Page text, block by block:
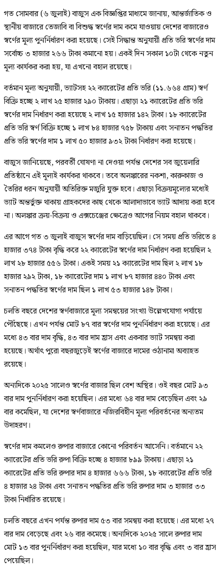
গত সোমবার (৬ জুলাই) বাজুস এক বিজ্ঞপ্তির মাধ্যমে জানায়, আন্তর্জাতিক ও
স্থানীয় বাজারে তেজাবি বা বিশুদ্ধ স্বর্ণের দাম কমে যাওয়ায় দেশের বাজারেও
স্বর্ণের মূল্য পুনর্নির্ধারণ করা হয়েছে। সেই সিদ্ধান্ত অনুযায়ী প্রতি ভরি স্বর্ণের দাম
সর্বোচ্চ ৩ হাজার ২৬৬ টাকা কমানো হয়। একই দিন সকাল ১০টা থেকে নতুন
মূল্য কার্যকর করা হয়, যা এখনো বহাল রয়েছে।
বর্তমান মূল্য অনুযায়ী, ভ্যাটসহ ২২ ক্যারেটের প্রতি ভরি (১১.৬৬৪ গ্রাম) স্বর্ণ
বিক্রি হচ্ছে ২ লাখ ২৫ হাজার ২৯০ টাকায়। এছাড়া ২১ ক্যারেটের প্রতি ভরি
স্বর্ণের দাম নির্ধারণ করা হয়েছে ২ লাখ ১৫ হাজার ১৪২ টাকা। ১৮ ক্যারেটের
প্রতি ভরি স্বর্ণ বিক্রি হচ্ছে ১ লাখ ৮৪ হাজার ৭৫৮ টাকায় এবং সনাতন পদ্ধতির
প্রতি ভরি স্বর্ণের দাম ১ লাখ ৫০ হাজার ৯৩২ টাকা নির্ধারণ করা হয়েছে।
বাজুস জানিয়েছে, পরবর্তী ঘোষণা না দেওয়া পর্যন্ত দেশের সব জুয়েলারি
প্রতিষ্ঠানে এই মূল্যই কার্যকর থাকবে। তবে অলঙ্কারের নকশা, কারুকাজ ও
তৈরির ধরন অনুযায়ী অতিরিক্ত মজুরি যুক্ত হবে। এছাড়া বিক্রয়মূল্যের মধ্যেই
ভ্যাট অন্তর্ভুক্ত থাকায় গ্রাহকদের কাছ থেকে আলাদাভাবে ভ্যাট আদায় করা হবে
না। অলঙ্কার ক্রয়-বিক্রয় ও এক্সচেঞ্জের ক্ষেত্রেও আগের নিয়ম বহাল থাকবে।
এর আগে গত ৩ জুলাই বাজুস স্বর্ণের দাম বাড়িয়েছিল। সে সময় প্রতি ভরিতে ৪
হাজার ৩৭৪ টাকা বৃদ্ধি করে ২২ ক্যারেটের স্বর্ণের দাম নির্ধারণ করা হয়েছিল ২
লাখ ২৮ হাজার ৫৫৬ টাকা। একই সময় ২১ ক্যারেটের দাম ছিল ২ লাখ ১৮
হাজার ২৯২ টাকা, ১৮ ক্যারেটের দাম ১ লাখ ৮৭ হাজার ৪৪০ টাকা এবং
সনাতন পদ্ধতির স্বর্ণের দাম ছিল ১ লাখ ৫৩ হাজার ১৪৮ টাকা।
চলতি বছরে দেশের স্বর্ণবাজারে মূল্য সমন্বয়ের সংখ্যা উল্লেখযোগ্য পর্যায়ে
পৌঁছেছে। এখন পর্যন্ত মোট ৮৭ বার স্বর্ণের দাম পুনর্নির্ধারণ করা হয়েছে। এর
মধ্যে ৪৩ বার দাম বৃদ্ধি, ৪৩ বার দাম হ্রাস এবং একবার ভ্যাট সমন্বয় করা
হয়েছে। অর্থাৎ পুরো বছরজুড়েই স্বর্ণের বাজারে দামের ওঠানামা অব্যাহত
রয়েছে।
অন্যদিকে ২০২৫ সালেও স্বর্ণের বাজার ছিল বেশ অস্থির। ওই বছর মোট ৯৩
বার দাম পুনর্নির্ধারণ করা হয়েছিল। এর মধ্যে ৬৪ বার দাম বেড়েছিল এবং ২৯
বার কমেছিল, যা দেশের স্বর্ণবাজারে নজিরবিহীন মূল্য পরিবর্তনের অন্যতম
উদাহরণ।
স্বর্ণের দাম কমলেও রুপার বাজারে কোনো পরিবর্তন আসেনি। বর্তমানে ২২
ক্যারেটের প্রতি ভরি রুপা বিক্রি হচ্ছে ৪ হাজার ৮৯৯ টাকায়। এছাড়া ২১
ক্যারেটের প্রতি ভরি রুপার দাম ৪ হাজার ৬৬৬ টাকা, ১৮ ক্যারেটের প্রতি ভরি
৪ হাজার ২৪ টাকা এবং সনাতন পদ্ধতির প্রতি ভরি রুপার দাম ৩ হাজার ৩৩
টাকা নির্ধারিত রয়েছে।
চলতি বছরে এখন পর্যন্ত রুপার দাম ৫৩ বার সমন্বয় করা হয়েছে। এর মধ্যে ২৭
বার দাম বেড়েছে এবং ২৬ বার কমেছে। অন্যদিকে ২০২৫ সালে রুপার দাম
মোট ১৩ বার পুনর্নির্ধারণ করা হয়েছিল, যার মধ্যে ১০ বার বৃদ্ধি এবং ৩ বার হ্রাস
পেয়েছিল।